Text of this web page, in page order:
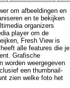
om afbeeldingen en
en te bekijken
organizers
player om de
Fresh View is
alle features die je
Grafische
worden weergegeven
een thumbnail-
zien welke foto het